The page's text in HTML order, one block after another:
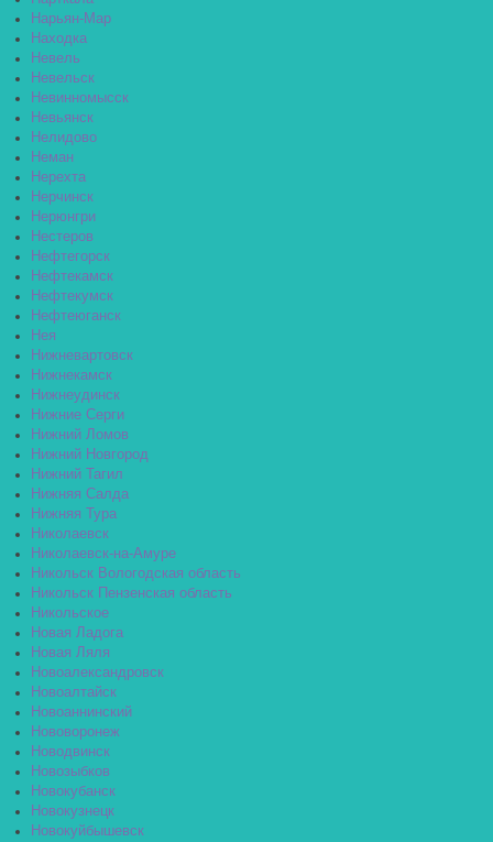
Нарьян-Мар
Находка
Невель
Невельск
Невинномысск
Невьянск
Нелидово
Неман
Нерехта
Нерчинск
Нерюнгри
Нестеров
Нефтегорск
Нефтекамск
Нефтекумск
Нефтеюганск
Нея
Нижневартовск
Нижнекамск
Нижнеудинск
Нижние Серги
Нижний Ломов
Нижний Новгород
Нижний Тагил
Нижняя Салда
Нижняя Тура
Николаевск
Николаевск-на-Амуре
Никольск Вологодская область
Никольск Пензенская область
Никольское
Новая Ладога
Новая Ляля
Новоалександровск
Новоалтайск
Новоаннинский
Нововоронеж
Новодвинск
Новозыбков
Новокубанск
Новокузнецк
Новокуйбышевск